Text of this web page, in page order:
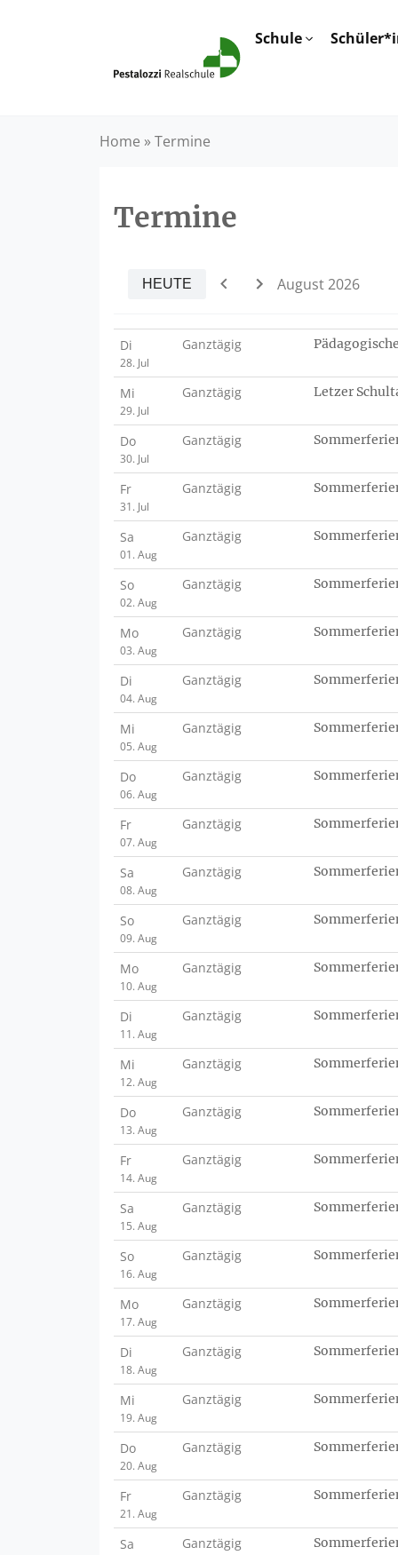
Schule
Home »Termine
Termine
HEUTE August 2026
Di
28. Jul
Ganztägig
Mi
29. Jul
Ganztägig Letzer
Do
30. Jul
Ganztägig
Fr
31. Jul
Ganztägig
Sa
01. Aug
Ganztägig
So
02. Aug
Ganztägig
Mo
03. Aug
Ganztägig
Di
04. Aug
Ganztägig
Mi
05. Aug
Ganztägig
Do
06. Aug
Ganztägig
Fr
07. Aug
Ganztägig
Sa
08. Aug
Ganztägig
So
09. Aug
Ganztägig
Mo
10. Aug
Ganztägig
Di
11. Aug
Ganztägig
Mi
12. Aug
Ganztägig
Do
13. Aug
Ganztägig
Fr
14. Aug
Ganztägig
Sa
15. Aug
Ganztägig
So
16. Aug
Ganztägig
Mo
17. Aug
Ganztägig
Di
18. Aug
Ganztägig
Mi
19. Aug
Ganztägig
Do
20. Aug
Ganztägig
Fr
21. Aug
Ganztägig
Sa Ganztägig